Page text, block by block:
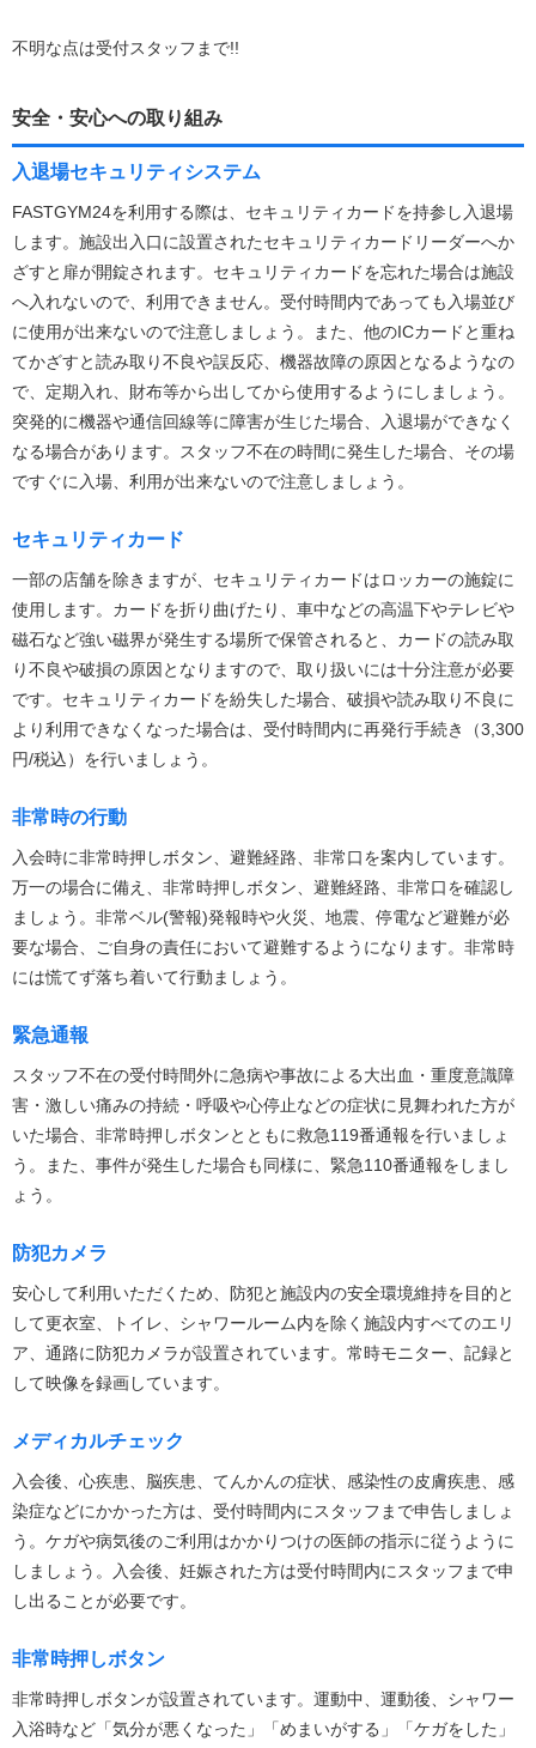
不明な点は受付スタッフまで!!
安全・安心への取り組み
入退場セキュリティシステム
FASTGYM24を利用する際は、セキュリティカードを持参し入退場
します。施設出入口に設置されたセキュリティカードリーダーへか
ざすと扉が開錠されます。セキュリティカードを忘れた場合は施設
へ入れないので、利用できません。受付時間内であっても入場並び
に使用が出来ないので注意しましょう。また、他のICカードと重ね
てかざすと読み取り不良や誤反応、機器故障の原因となるようなの
で、定期入れ、財布等から出してから使用するようにしましょう。
突発的に機器や通信回線等に障害が生じた場合、入退場ができなく
なる場合があります。スタッフ不在の時間に発生した場合、その場
ですぐに入場、利用が出来ないので注意しましょう。
セキュリティカード
一部の店舗を除きますが、セキュリティカードはロッカーの施錠に
使用します。カードを折り曲げたり、車中などの高温下やテレビや
磁石など強い磁界が発生する場所で保管されると、カードの読み取
り不良や破損の原因となりますので、取り扱いには十分注意が必要
です。セキュリティカードを紛失した場合、破損や読み取り不良に
より利用できなくなった場合は、受付時間内に再発行手続き（3,300
円/税込）を行いましょう。
非常時の行動
入会時に非常時押しボタン、避難経路、非常口を案内しています。
万一の場合に備え、非常時押しボタン、避難経路、非常口を確認し
ましょう。非常ベル(警報)発報時や火災、地震、停電など避難が必
要な場合、ご自身の責任において避難するようになります。非常時
には慌てず落ち着いて行動ましょう。
緊急通報
スタッフ不在の受付時間外に急病や事故による大出血・重度意識障
害・激しい痛みの持続・呼吸や心停止などの症状に見舞われた方が
いた場合、非常時押しボタンとともに救急119番通報を行いましょ
う。また、事件が発生した場合も同様に、緊急110番通報をしまし
ょう。
防犯カメラ
安心して利用いただくため、防犯と施設内の安全環境維持を目的と
して更衣室、トイレ、シャワールーム内を除く施設内すべてのエリ
ア、通路に防犯カメラが設置されています。常時モニター、記録と
して映像を録画しています。
メディカルチェック
入会後、心疾患、脳疾患、てんかんの症状、感染性の皮膚疾患、感
染症などにかかった方は、受付時間内にスタッフまで申告しましょ
う。ケガや病気後のご利用はかかりつけの医師の指示に従うように
しましょう。入会後、妊娠された方は受付時間内にスタッフまで申
し出ることが必要です。
非常時押しボタン
非常時押しボタンが設置されています。運動中、運動後、シャワー
入浴時など「気分が悪くなった」「めまいがする」「ケガをした」